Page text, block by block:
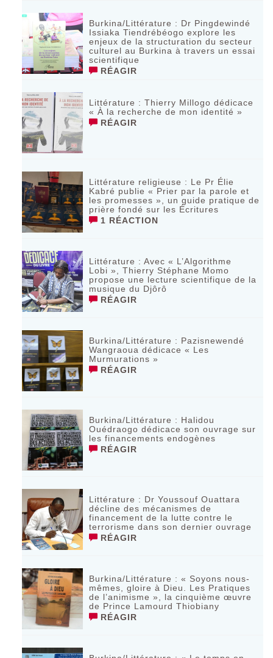
Burkina/Littérature : Dr Pingdewindé
Issiaka Tiendrébéogo explore les
enjeux de la structuration du secteur
culturel au Burkina à travers un essai
scientifique
RÉAGIR
Littérature : Thierry Millogo dédicace
« À la recherche de mon identité »
RÉAGIR
Littérature religieuse : Le Pr Élie
Kabré publie « Prier par la parole et
les promesses », un guide pratique de
prière fondé sur les Écritures
1 RÉACTION
Littérature : Avec « L’Algorithme
Lobi », Thierry Stéphane Momo
propose une lecture scientifique de la
musique du Djôrô
RÉAGIR
Burkina/Littérature : Pazisnewendé
Wangraoua dédicace « Les
Murmurations »
RÉAGIR
Burkina/Littérature : Halidou
Ouédraogo dédicace son ouvrage sur
les financements endogènes
RÉAGIR
Littérature : Dr Youssouf Ouattara
décline des mécanismes de
financement de la lutte contre le
terrorisme dans son dernier ouvrage
RÉAGIR
Burkina/Littérature : « Soyons nous-
mêmes, gloire à Dieu. Les Pratiques
de l’animisme », la cinquième œuvre
de Prince Lamourd Thiobiany
RÉAGIR